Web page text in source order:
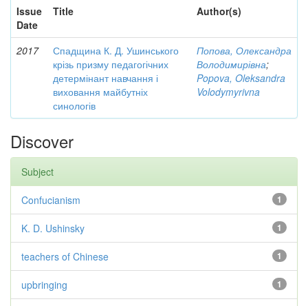
Issue
Date
Title Author(s)
2017
Спадщина К. Д. Ушинського
крізь призму педагогічних
детермінант навчання і
виховання майбутніх
синологів
Попова, Олександра
Володимирівна;
Popova, Oleksandra
Volodymyrivna
Discover
Subject
1
Confucianism
1
K. D. Ushinsky
1
teachers of Chinese
1
upbringing